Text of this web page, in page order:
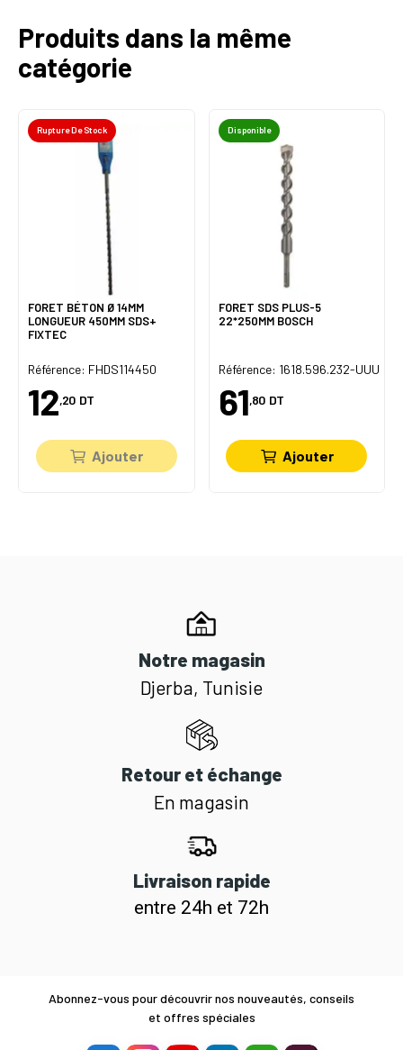
Produits dans la même
catégorie
Rupture De Stock
FORET BÉTON Ø 14MM
LONGUEUR 450MM SDS+
FIXTEC
Référence: FHDS114450
12,20 DT
Ajouter
Disponible
FORET SDS PLUS-5
22*250MM BOSCH
Référence: 1618.596.232-UUU
61,80 DT
Ajouter
Notre magasin
Djerba, Tunisie
Retour et échange
En magasin
Livraison rapide
entre 24h et 72h
Abonnez-vous pour découvrir nos nouveautés, conseils
et offres spéciales